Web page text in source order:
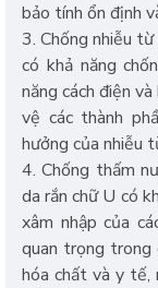
bảo tính ổn định
3. Chống nhiễu
có khả năng
năng cách điện
vệ các thành
hưởng của nhiễu
4. Chống thấm
da rắn chữ U có
xâm nhập của
quan trọng trong
hóa chất và y tế,